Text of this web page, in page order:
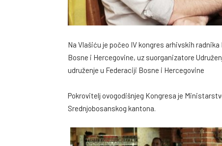
Na Vlašiću je počeo IV kongres arhivskih
Bosne i Hercegovine, uz suorganizatore
udruženje u Federaciji Bosne i Hercegovine
Pokrovitelj ovogodišnjeg Kongresa je
Srednjobosanskog kantona.